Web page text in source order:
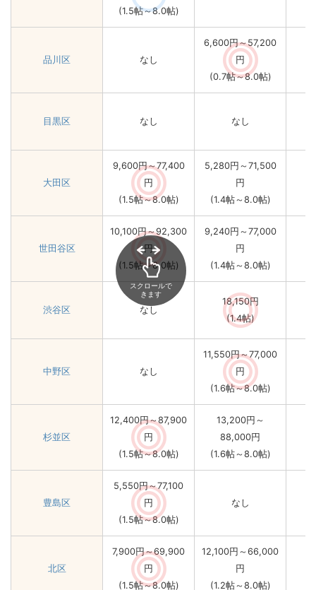
(1.5帖～8.0帖)
品川区 なし
6,600円～57,200
円
(0.7帖～8.0帖)
目黒区 なし なし
大田区
9,600円～77,400
円
(1.5帖～8.0帖)
5,280円～71,500
円
(1.4帖～8.0帖)
世田谷区
10,100円～92,300
円
(1.5帖～8.0帖)
9,240円～77,000
円
(1.4帖～8.0帖)
渋谷区 なし
18,150円
(1.4帖)
中野区 なし
11,550円～77,000
円
(1.6帖～8.0帖)
杉並区
12,400円～87,900
円
(1.5帖～8.0帖)
13,200円～
88,000円
(1.6帖～8.0帖)
豊島区
5,550円～77,100
円
(1.5帖～8.0帖)
なし
北区
7,900円～69,900
円
(1.5帖～8.0帖)
12,100円～66,000
円
(1.2帖～8.0帖)
スクロールで
きます